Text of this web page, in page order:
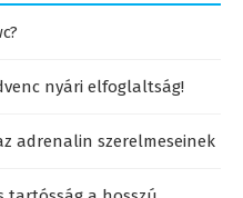
nyári elfoglaltság!
adrenalin szerelmeseinek